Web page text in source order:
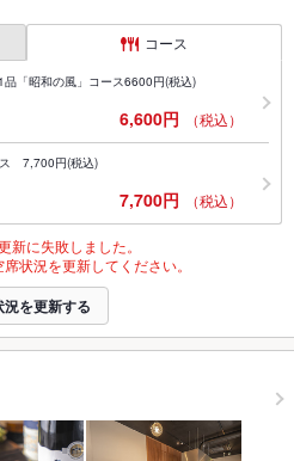
コース
品「昭和の風」コース6600円(税込)
6,600円 （税込）
ス 7,700円(税込)
7,700円 （税込）
新に失敗しました。
状況を更新してください。
況を更新する